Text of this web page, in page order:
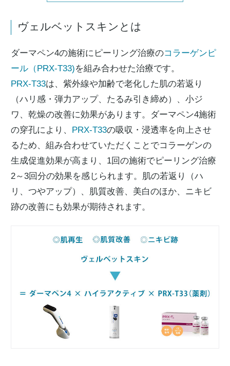
ヴェルベットスキンとは
ダーマペン4の施術にピーリング治療のコラーゲンピ
ール（PRX-T33)を組み合わせた治療です。
PRX-T33は、紫外線や加齢で老化した肌の若返り
（ハリ感・弾力アップ、たるみ引き締め）、小ジ
ワ、乾燥の改善に効果があります。ダーマペン4施術
の穿孔により、
PRX-T33の吸収・浸透率を向上させ
るため、組み合わせていただくことでコラーゲンの
生成促進効果が高まり、1回の施術でピーリング治療
2～3回分の効果を感じられます。肌の若返り（ハ
リ、つやアップ）、肌質改善、美白のほか、ニキビ
跡の改善にも効果が期待されます。